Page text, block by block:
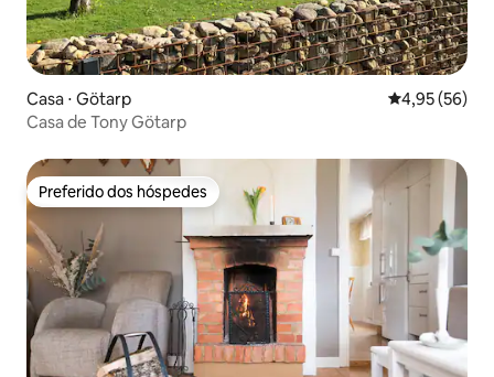
Casa ⋅ Götarp 4,95 de uma
4,95 (56)
Casa de Tony Götarp
Preferido dos hóspedes
Preferido dos hóspedes